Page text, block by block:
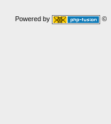
Powered by ©